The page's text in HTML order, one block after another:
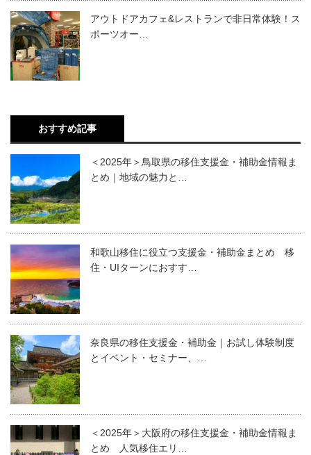
アウトドアカフェ&レストランで非日常体験！ス
ポーツオー…
おすすめ記事
＜2025年＞鳥取県の移住支援金・補助金情報ま
とめ｜地域の魅力と…
和歌山移住に役立つ支援金・補助金まとめ 移
住・UIターンにおすす…
奈良県の移住支援金・補助金｜お試し体験制度
とイベント・セミナー、…
＜2025年＞大阪府の移住支援金・補助金情報ま
とめ 人気移住エリ…